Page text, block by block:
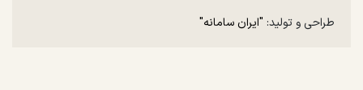
طراحی و تولید: "ایران سامانه"